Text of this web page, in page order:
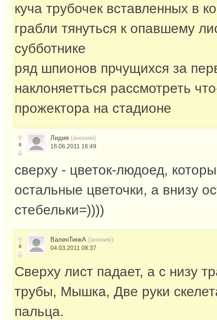
куча трубочек вставленных в
грабли тянуться к опавшему
субботнике
ряд шпионов прчущихся за
наклоняетться рассмотреть
прожектора на стадионе
0
Лидия (аноним)
16.06.2011 16:49
сверху - цветок-людоед,
остальные цветочки, а внизу
стебельки=))))
0
ВаленТинкА (аноним)
04.03.2011 08:37
Сверху лист падает, а с низу
трубы, Мышка, Две руки
пальца.